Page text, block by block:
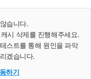
습니다.
시 삭제를 진행해주세요.
스트를 통해 원인을 파악
겠습니다.
하기